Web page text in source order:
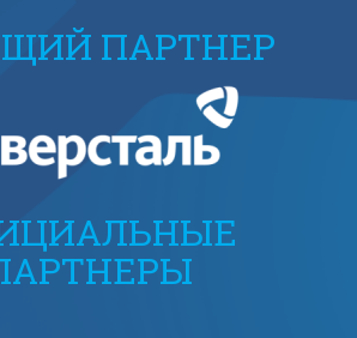
ПАРТНЕР